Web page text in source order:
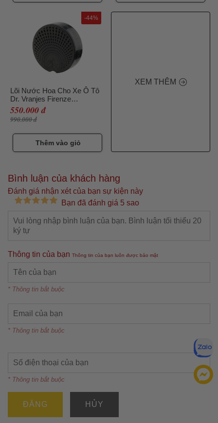
Lõi Nước Hoa Cho Xe Ô Tô
Dr. Vranjes Firenze
Carparfum Scented Refill
Rosa Tabacco
550.000 đ
990.000 đ
-44%
Thêm vào giỏ
XEM THÊM
Bình luận của khách hàng
Đánh giá nhận xét của bạn sự kiện này
Bạn đã đánh giá 5 sao
Thông tin của bạn Thông tin của bạn luôn được bảo mật
* Thông tin bắt buộc
* Thông tin bắt buộc
* Thông tin bắt buộc
ĐĂNG HỦY